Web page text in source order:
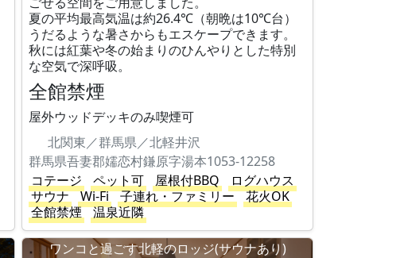
夏の平均最高気温は約26.4℃（朝晩は10℃台）
うだるような暑さからもエスケープできます。
秋には紅葉や冬の始まりのひんやりとした特別
な空気で深呼吸。
全館禁煙
屋外ウッドデッキのみ喫煙可
北関東／群馬県／北軽井沢
群馬県吾妻郡嬬恋村鎌原字湯本1053-12258
コテージ
ペット可 屋根付BBQ
ログハウス
サウナ
Wi-Fi 子連れ・ファミリー
花火OK
全館禁煙
温泉近隣
ワンコと過ごす北軽のロッジ(サウナあり)